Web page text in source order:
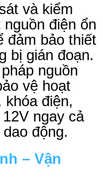
và kiểm
điện ổn
đảm bảo thiết
bị gián đoạn.
nguồn
vệ hoạt
khóa điện,
ngay cả
động.
– Vận